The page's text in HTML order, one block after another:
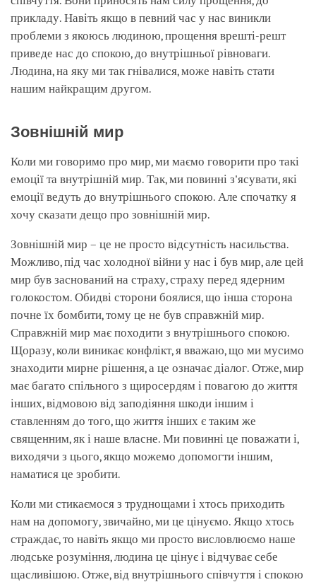
прикладу. Навіть якщо в певний час у нас виникли
проблеми з якоюсь людиною, прощення врешті-решт
приведе нас до спокою, до внутрішньої рівноваги.
Людина, на яку ми так гнівалися, може навіть стати
нашим найкращим другом.
Зовнішній мир
Коли ми говоримо про мир, ми маємо говорити про такі
емоції та внутрішній мир. Так, ми повинні з'ясувати, які
емоції ведуть до внутрішнього спокою. Але спочатку я
хочу сказати дещо про зовнішній мир.
Зовнішній мир – це не просто відсутність насильства.
Можливо, під час холодної війни у нас і був мир, але цей
мир був заснований на страху, страху перед ядерним
голокостом. Обидві сторони боялися, що інша сторона
почне їх бомбити, тому це не був справжній мир.
Справжній мир має походити з внутрішнього спокою.
Щоразу, коли виникає конфлікт, я вважаю, що ми мусимо
знаходити мирне рішення, а це означає діалог. Отже, мир
має багато спільного з щиросердям і повагою до життя
інших, відмовою від заподіяння шкоди іншим і
ставленням до того, що життя інших є таким же
священним, як і наше власне. Ми повинні це поважати і,
виходячи з цього, якщо можемо допомогти іншим,
наматися це зробити.
Коли ми стикаємося з труднощами і хтось приходить
нам на допомогу, звичайно, ми це цінуємо. Якщо хтось
страждає, то навіть якщо ми просто висловлюємо наше
людське розуміння, людина це цінує і відчуває себе
щасливішою. Отже, від внутрішнього співчуття і спокою